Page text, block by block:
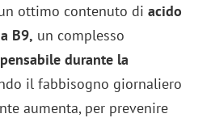
ottimo contenuto diacido
B9, un complesso
durante la
il fabbisogno giornaliero
aumenta, per prevenire